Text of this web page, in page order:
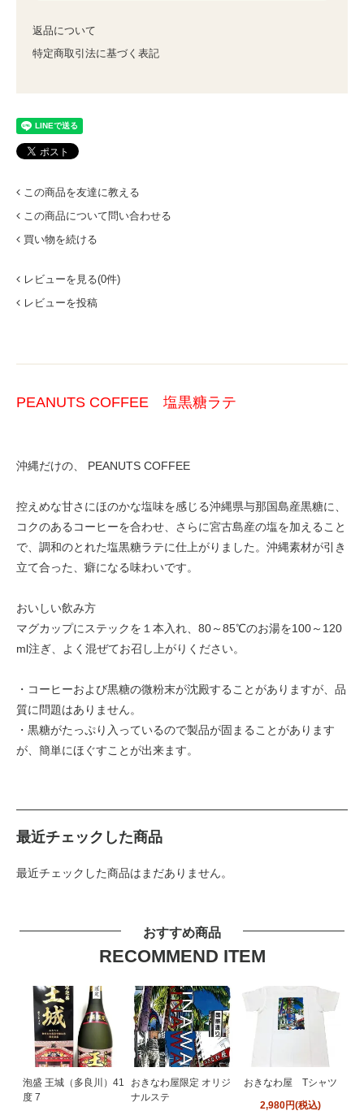
返品について
特定商取引法に基づく表記
この商品を友達に教える
この商品について問い合わせる
買い物を続ける
レビューを見る(0件)
レビューを投稿
PEANUTS COFFEE 塩黒糖ラテ
沖縄だけの、 PEANUTS COFFEE
控えめな甘さにほのかな塩味を感じる沖縄県与那国島産黒糖に、
コクのあるコーヒーを合わせ、さらに宮古島産の塩を加えること
で、調和のとれた塩黒糖ラテに仕上がりました。沖縄素材が引き
立て合った、癖になる味わいです。
おいしい飲み方
マグカップにステックを１本入れ、80～85℃のお湯を100～120
ml注ぎ、よく混ぜてお召し上がりください。
・コーヒーおよび黒糖の微粉末が沈殿することがありますが、品
質に問題はありません。
・黒糖がたっぷり入っているので製品が固まることがあります
が、簡単にほぐすことが出来ます。
最近チェックした商品
最近チェックした商品はまだありません。
おすすめ商品
RECOMMEND ITEM
泡盛 王城（多良川）41
度 7
おきなわ屋限定 オリジ
ナルステ
おきなわ屋 Tシャツ
2,980円(税込)